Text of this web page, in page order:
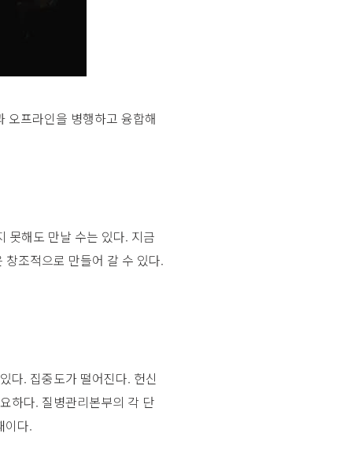
오프라인을 병행하고 융합해
못해도 만날 수는 있다. 지금
조적으로 만들어 갈 수 있다.
다. 집중도가 떨어진다. 헌신
하다. 질병관리본부의 각 단
이다.